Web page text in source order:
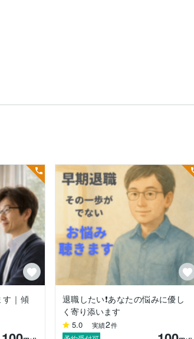
｜傾
退職したい❗️あなたの悩みに優し
く寄り添います
5.0 実績2件